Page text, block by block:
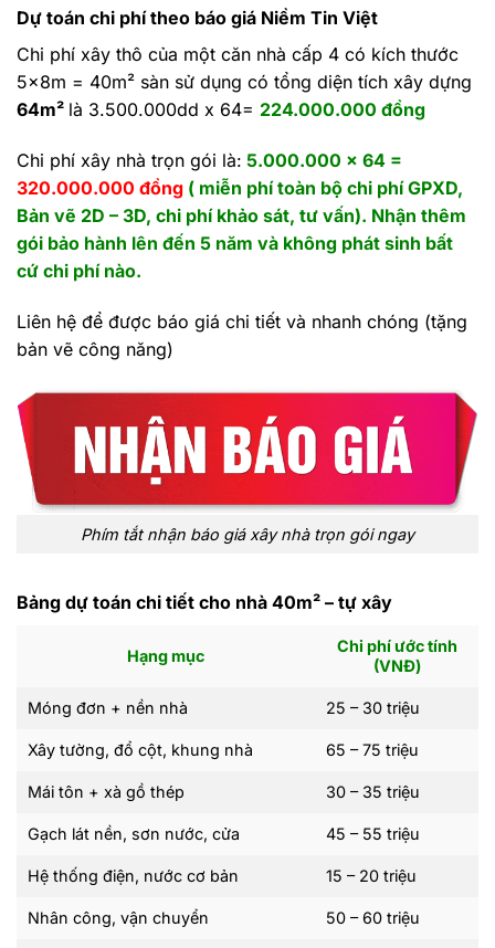
Dự toán chi phí theo báo giá Niềm Tin Việt
Chi phí xây thô của một căn nhà cấp 4 có kích thước
5x8m = 40m² sàn sử dụng có tổng diện tích xây dựng
64m² là 3.500.000dd x 64= 224.000.000 đồng
Chi phí xây nhà trọn gói là: 5.000.000 x 64 =
320.000.000 đồng ( miễn phí toàn bộ chi phí GPXD,
Bản vẽ 2D – 3D, chi phí khảo sát, tư vấn). Nhận thêm
gói bảo hành lên đến 5 năm và không phát sinh bất
cứ chi phí nào.
Liên hệ để được báo giá chi tiết và nhanh chóng (tặng
bản vẽ công năng)
Phím tắt nhận báo giá xây nhà trọn gói ngay
Bảng dự toán chi tiết cho nhà 40m² – tự xây
Hạng mục
Chi phí ước tính
(VNĐ)
Móng đơn + nền nhà 25 – 30 triệu
Xây tường, đổ cột, khung nhà 65 – 75 triệu
Mái tôn + xà gồ thép 30 – 35 triệu
Gạch lát nền, sơn nước, cửa 45 – 55 triệu
Hệ thống điện, nước cơ bản 15 – 20 triệu
Nhân công, vận chuyển 50 – 60 triệu